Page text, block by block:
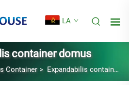
LA
container domus
Container > Expandabilis container domus